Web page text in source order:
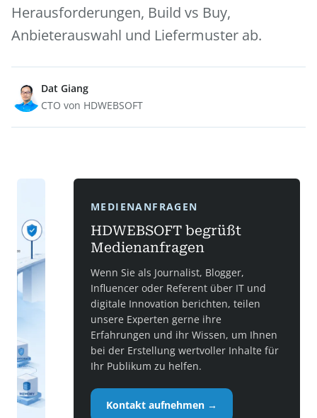
Herausforderungen, Build vs Buy,
Anbieterauswahl und Liefermuster ab.
Dat Giang
CTO von HDWEBSOFT
MEDIENANFRAGEN
HDWEBSOFT begrüßt
Medienanfragen
Wenn Sie als Journalist, Blogger,
Influencer oder Referent über IT und
digitale Innovation berichten, teilen
unsere Experten gerne ihre
Erfahrungen und ihr Wissen, um Ihnen
bei der Erstellung wertvoller Inhalte für
Ihr Publikum zu helfen.
Kontakt aufnehmen →